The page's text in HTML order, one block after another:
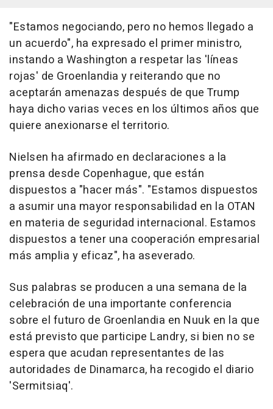
"Estamos negociando, pero no hemos llegado a
un acuerdo", ha expresado el primer ministro,
instando a Washington a respetar las 'líneas
rojas' de Groenlandia y reiterando que no
aceptarán amenazas después de que Trump
haya dicho varias veces en los últimos años que
quiere anexionarse el territorio.
Nielsen ha afirmado en declaraciones a la
prensa desde Copenhague, que están
dispuestos a "hacer más". "Estamos dispuestos
a asumir una mayor responsabilidad en la OTAN
en materia de seguridad internacional. Estamos
dispuestos a tener una cooperación empresarial
más amplia y eficaz", ha aseverado.
Sus palabras se producen a una semana de la
celebración de una importante conferencia
sobre el futuro de Groenlandia en Nuuk en la que
está previsto que participe Landry, si bien no se
espera que acudan representantes de las
autoridades de Dinamarca, ha recogido el diario
'Sermitsiaq'.